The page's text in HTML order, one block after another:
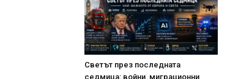
Светът през последната
седмица: войни, миграционни